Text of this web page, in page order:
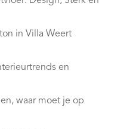
in Villa Weert
en
waar moet je op